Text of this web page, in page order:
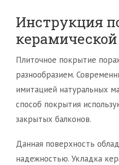
Инструкция
Плиточное покрытие
разнообразием.
имитацией натуральных
способ покрытия
закрытых балконов.
Данная поверхность
надежностью. Укладка